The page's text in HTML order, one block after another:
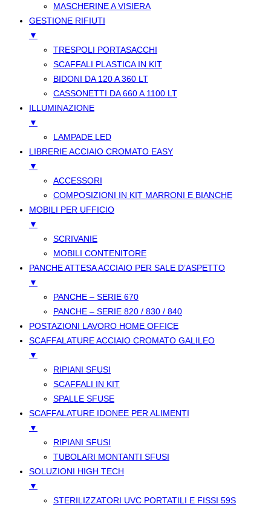
MASCHERINE A VISIERA
GESTIONE RIFIUTI
▼
TRESPOLI PORTASACCHI
SCAFFALI PLASTICA IN KIT
BIDONI DA 120 A 360 LT
CASSONETTI DA 660 A 1100 LT
ILLUMINAZIONE
▼
LAMPADE LED
LIBRERIE ACCIAIO CROMATO EASY
▼
ACCESSORI
COMPOSIZIONI IN KIT MARRONI E BIANCHE
MOBILI PER UFFICIO
▼
SCRIVANIE
MOBILI CONTENITORE
PANCHE ATTESA ACCIAIO PER SALE D’ASPETTO
▼
PANCHE – SERIE 670
PANCHE – SERIE 820 / 830 / 840
POSTAZIONI LAVORO HOME OFFICE
SCAFFALATURE ACCIAIO CROMATO GALILEO
▼
RIPIANI SFUSI
SCAFFALI IN KIT
SPALLE SFUSE
SCAFFALATURE IDONEE PER ALIMENTI
▼
RIPIANI SFUSI
TUBOLARI MONTANTI SFUSI
SOLUZIONI HIGH TECH
▼
STERILIZZATORI UVC PORTATILI E FISSI 59S